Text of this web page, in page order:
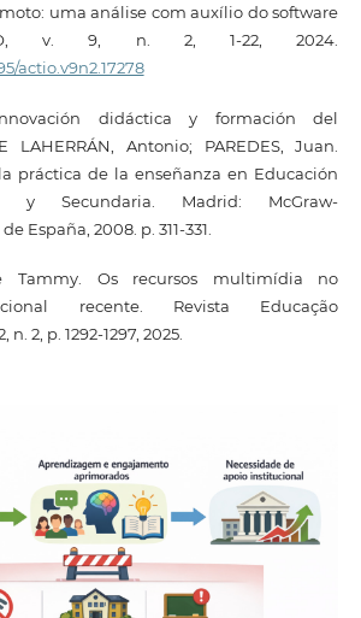
uma análise com auxílio do software
v. 9, n. 2, 1-22, 2024.
actio.v9n2.17278
didáctica y formación del
LAHERRÁN, Antonio; PAREDES, Juan.
práctica de la enseñanza en Educación
y Secundaria. Madrid: McGraw-
España, 2008. p. 311-331.
Tammy. Os recursos multimídia no
recente. Revista Educação
2, p. 1292-1297, 2025.